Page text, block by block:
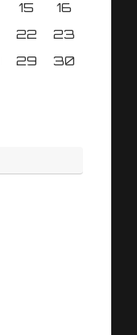
15
16
22
23
29
30